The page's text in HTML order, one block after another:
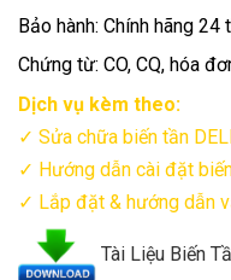
Bảo hành: Chính hãng
Chứng từ: CO, CQ, hóa
Dịch vụ kèm theo:
✓ Sửa chữa biến tần
✓ Hướng dẫn cài đặt
✓ Lắp đặt & hướng dẫn
Tài Liệu Biến